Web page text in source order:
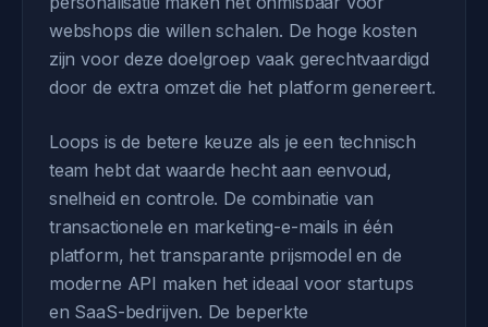
webshops die willen schalen. De hoge kosten
zijn voor deze doelgroep vaak gerechtvaardigd
door de extra omzet die het platform genereert.
Loops is de betere keuze als je een technisch
team hebt dat waarde hecht aan eenvoud,
snelheid en controle. De combinatie van
transactionele en marketing-e-mails in één
platform, het transparante prijsmodel en de
moderne API maken het ideaal voor startups
en SaaS-bedrijven. De beperkte